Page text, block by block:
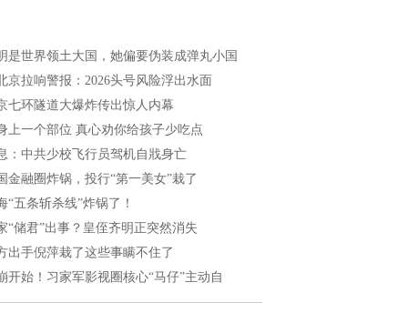
是世界领土大国，她偏要伪装成弹丸小国
京拉响警报：2026头号风险浮出水面
七环隧道大爆炸传出惊人内幕
上一个部位 真心劝你给孩子少吃点
：中共少校飞行员驾机自戕身亡
金融圈炸锅，投行“第一美女”栽了
“五条斩杀线”炸锅了！
“储君”出事？皇侄齐明正突然消失
出手倪萍栽了这些事瞒不住了
开始！习家军影视圈核心“马仔”主动自